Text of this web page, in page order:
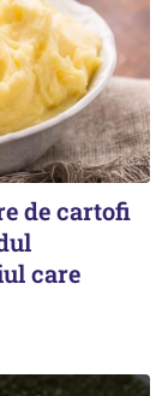
de cartofi
care